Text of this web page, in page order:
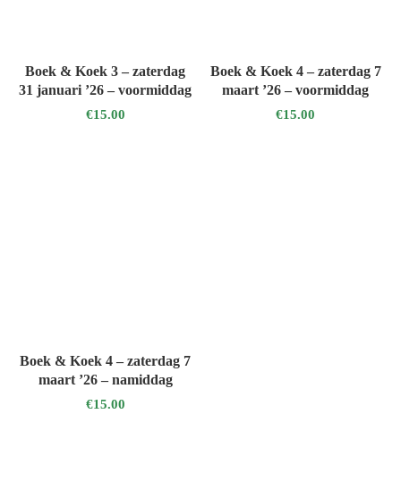
LEES MEER
Boek & Koek 3 – zaterdag
31 januari ’26 – voormiddag
€15.00
LEES MEER
Boek & Koek 4 – zaterdag 7
maart ’26 – voormiddag
€15.00
TOEVOEGEN AAN WINKELWAGEN
Boek & Koek 4 – zaterdag 7
maart ’26 – namiddag
€15.00